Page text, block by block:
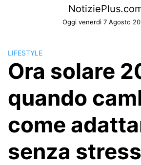
Oggi venerdì 7 Agosto
LIFESTYLE
Ora solare
quando
come
senza stress